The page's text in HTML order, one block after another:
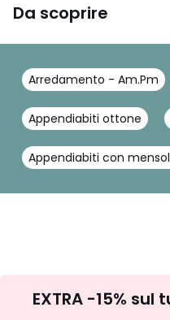
Da scoprire
Arredamento - Am.Pm
Appendiabiti ottone
Appendiabiti con
EXTRA -15%